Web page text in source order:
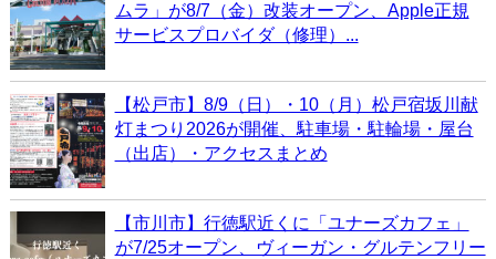
ムラ」が8/7（金）改装オープン、Apple正規
サービスプロバイダ（修理）...
【松戸市】8/9（日）・10（月）松戸宿坂川献
灯まつり2026が開催、駐車場・駐輪場・屋台
（出店）・アクセスまとめ
【市川市】行徳駅近くに「ユナーズカフェ」
が7/25オープン、ヴィーガン・グルテンフリー